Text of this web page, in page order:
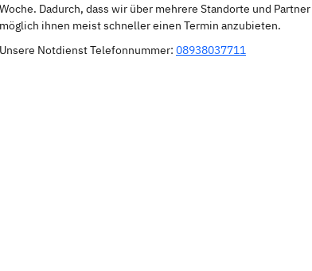
Woche. Dadurch, dass wir über mehrere Standorte und
möglich ihnen meist schneller einen Termin anzubieten.
Unsere Notdienst Telefonnummer: 08938037711